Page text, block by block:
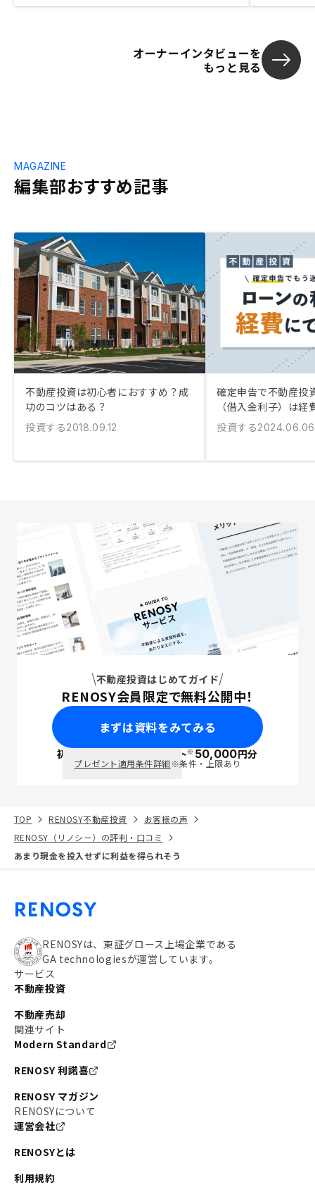
オーナーインタビューを
もっと見る
編集部おすすめ記事
MAGAZINE
不動産投資は初心者におすすめ？成
功のコツはある？
投資する2018.09.12
確定申告で不動産投
（借入金利子）は
投資する2024.06.06
不動産投資はじめてガイド
RENOSY会員限定で無料公開中！
まずは資料をみてみる
初回面談で ポイント※50,000円分
プレゼント適用条件詳細※条件・上限あり
TOP RENOSY不動産投資
お客様の声
RENOSY（リノシー）の評判・口コミ
あまり現金を投入せずに利益を得られそう
RENOSYは、東証グロース上場企業である
GA technologiesが運営しています。
サービス
不動産投資
不動産売却
関連サイト
Modern Standard
RENOSY 利諾喜
RENOSY マガジン
RENOSYについて
運営会社
RENOSYとは
利用規約